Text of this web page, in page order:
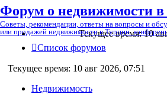
Форум о недвижимости
Советы, рекомендации, ответы на вопросы и
или продажей недвижимости в Турции.
Текущее время: 10
Список форумов
Текущее время: 10 авг 2026, 07:51
Недвижимость